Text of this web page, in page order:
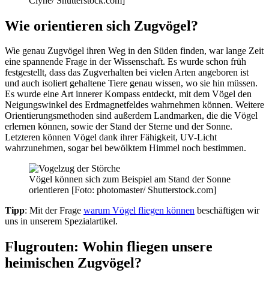
Wie orientieren sich Zugvögel?
Wie genau Zugvögel ihren Weg in den Süden finden, war lange Zeit
eine spannende Frage in der Wissenschaft. Es wurde schon früh
festgestellt, dass das Zugverhalten bei vielen Arten angeboren ist
und auch isoliert gehaltene Tiere genau wissen, wo sie hin müssen.
Es wurde eine Art innerer Kompass entdeckt, mit dem Vögel den
Neigungswinkel des Erdmagnetfeldes wahrnehmen können. Weitere
Orientierungsmethoden sind außerdem Landmarken, die die Vögel
erlernen können, sowie der Stand der Sterne und der Sonne.
Letzteren können Vögel dank ihrer Fähigkeit, UV-Licht
wahrzunehmen, sogar bei bewölktem Himmel noch bestimmen.
Vögel können sich zum Beispiel am Stand der Sonne
orientieren [Foto: photomaster/ Shutterstock.com]
Tipp: Mit der Frage warum Vögel fliegen können beschäftigen wir
uns in unserem Spezialartikel.
Flugrouten: Wohin fliegen unsere
heimischen Zugvögel?